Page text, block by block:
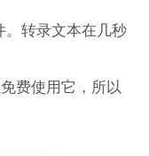
。转录文本在几秒
费使用它，所以